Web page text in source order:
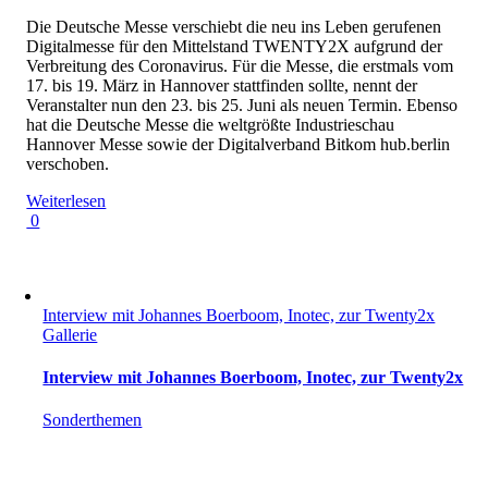
Die Deutsche Messe verschiebt die neu ins Leben gerufenen
Digitalmesse für den Mittelstand TWENTY2X aufgrund der
Verbreitung des Coronavirus. Für die Messe, die erstmals vom
17. bis 19. März in Hannover stattfinden sollte, nennt der
Veranstalter nun den 23. bis 25. Juni als neuen Termin. Ebenso
hat die Deutsche Messe die weltgrößte Industrieschau
Hannover Messe sowie der Digitalverband Bitkom hub.berlin
verschoben.
Weiterlesen
0
Interview mit Johannes Boerboom, Inotec, zur Twenty2x
Gallerie
Interview mit Johannes Boerboom, Inotec, zur Twenty2x
Sonderthemen